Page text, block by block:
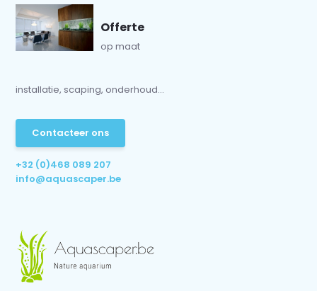
Offerte
op maat
installatie, scaping, onderhoud...
Contacteer ons
+32 (0)468 089 207
info@aquascaper.be